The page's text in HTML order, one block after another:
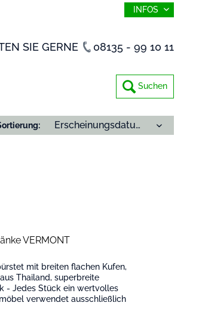
INFOS
Suchen
SIE GERNE 08135 - 99 10 11
VERMONT
mit breiten flachen Kufen,
Thailand, superbreite
- Jedes Stück ein wertvolles
verwendet ausschließlich